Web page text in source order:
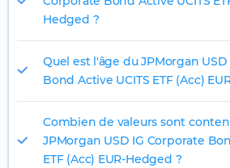
Hedged ?
Quel est l'âge du JPMorgan
Bond Active UCITS ETF (Acc)
Combien de valeurs sont
JPMorgan USD IG Corporate
ETF (Acc) EUR-Hedged ?